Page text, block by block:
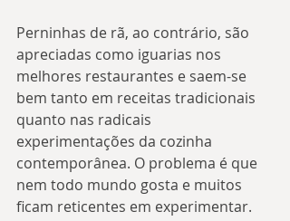
Perninhas de rã, ao contrário, são
apreciadas como iguarias nos
melhores restaurantes e saem-se
bem tanto em receitas tradicionais
quanto nas radicais
experimentações da cozinha
contemporânea. O problema é que
nem todo mundo gosta e muitos
ficam reticentes em experimentar.